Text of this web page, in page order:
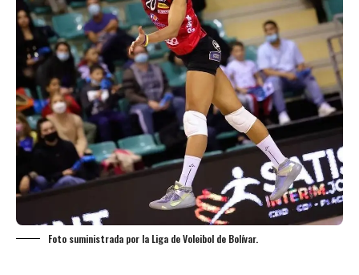
Foto suministrada por la Liga de Voleibol de Bolívar.